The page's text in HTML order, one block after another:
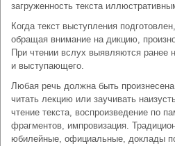
загруженность текста
Когда текст выступления
обращая внимание на дикцию,
При чтении вслух выявляются ранее
и выступающего.
Любая речь должна быть
читать лекцию или заучивать
чтение текста, воспроизведение по
фрагментов, импровизация.
юбилейные, официальные, доклады